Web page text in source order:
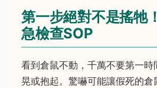
第一步絕對不是搖牠
急檢查SOP
看到倉鼠不動，千萬不要第一
晃或抱起。驚嚇可能讓假死的倉